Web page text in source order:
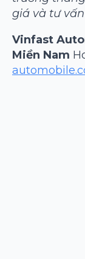
giá và tư
Vinfast
Miền Nam